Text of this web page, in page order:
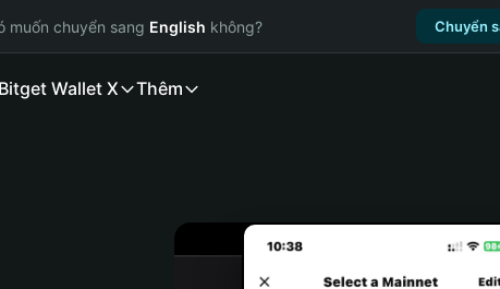
muốn chuyển sang English không? Chuyển
Bitget Wallet X Thêm